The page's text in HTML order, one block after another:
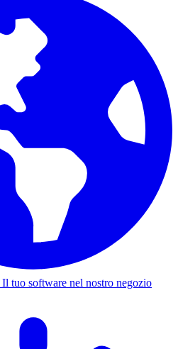
Il tuo software nel nostro negozio